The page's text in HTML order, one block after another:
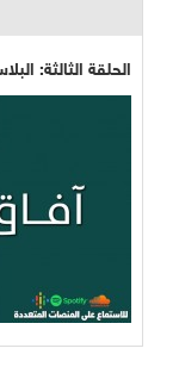
الحلقة الثالثة: